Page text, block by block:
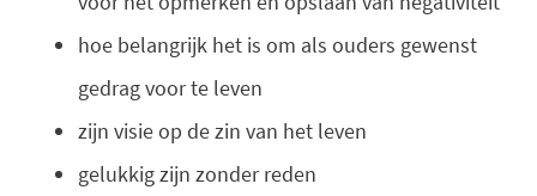
hoe belangrijk het is om als ouders gewenst
gedrag voor te leven
zijn visie op de zin van het leven
gelukkig zijn zonder reden